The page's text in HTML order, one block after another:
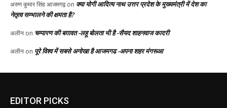
EDITOR PICKS